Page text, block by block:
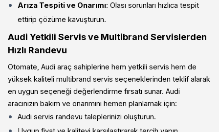
Arıza Tespiti ve Onarımı: Olası sorunları hızlıca tespit
ettirip çözüme kavuşturun.
Audi Yetkili Servis ve Multibrand Servislerden
Hızlı Randevu
Otomate, Audi araç sahiplerine hem yetkili servis hem de
yüksek kaliteli multibrand servis seçeneklerinden teklif alarak
en uygun seçeneği değerlendirme fırsatı sunar. Audi
aracınızın bakım ve onarımını hemen planlamak için:
Audi servis randevu taleplerinizi oluşturun.